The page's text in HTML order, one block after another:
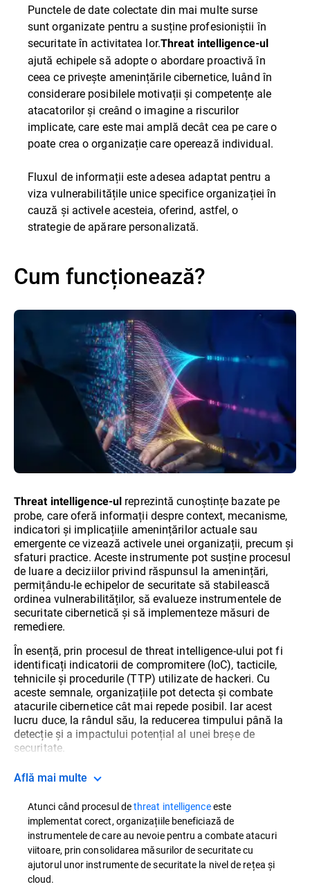
Punctele de date colectate din mai multe surse
sunt organizate pentru a susține profesioniștii în
securitate în activitatea lor.Threat intelligence-ul
ajută echipele să adopte o abordare proactivă în
ceea ce privește amenințările cibernetice, luând în
considerare posibilele motivații și competențe ale
atacatorilor și creând o imagine a riscurilor
implicate, care este mai amplă decât cea pe care o
poate crea o organizație care operează individual.
Fluxul de informații este adesea adaptat pentru a
viza vulnerabilitățile unice specifice organizației în
cauză și activele acesteia, oferind, astfel, o
strategie de apărare personalizată.
Cum funcționează?
Threat intelligence-ul reprezintă cunoștințe bazate pe
probe, care oferă informații despre context, mecanisme,
indicatori și implicațiile amenințărilor actuale sau
emergente ce vizează activele unei organizații, precum și
sfaturi practice. Aceste instrumente pot susține procesul
de luare a deciziilor privind răspunsul la amenințări,
permițându-le echipelor de securitate să stabilească
ordinea vulnerabilităților, să evalueze instrumentele de
securitate cibernetică și să implementeze măsuri de
remediere.
În esență, prin procesul de threat intelligence-ului pot fi
identificați indicatorii de compromitere (IoC), tacticile,
tehnicile și procedurile (TTP) utilizate de hackeri. Cu
aceste semnale, organizațiile pot detecta și combate
atacurile cibernetice cât mai repede posibil. Iar acest
lucru duce, la rândul său, la reducerea timpului până la
detecție și a impactului potențial al unei breșe de
securitate.
Află mai multe
Atunci când procesul dethreat intelligenceeste
implementat corect, organizațiile beneficiază de
instrumentele de care au nevoie pentru a combate atacuri
viitoare, prin consolidarea măsurilor de securitate cu
ajutorul unor instrumente de securitate la nivel de rețea și
cloud.